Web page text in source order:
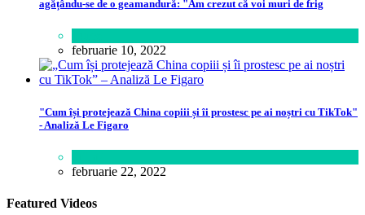
agățându-se de o geamandură: "Am crezut că voi muri de frig
februarie 10, 2022
"Cum își protejează China copiii și îi prostesc pe ai noștri cu TikTok"
- Analiză Le Figaro
februarie 22, 2022
Featured Videos